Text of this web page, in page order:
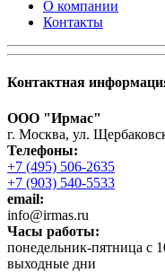
О компании
Контакты
Контактная
ООО "Ирмас"
г. Москва, ул.
Телефоны:
+7 (495) 506-2635
+7 (903) 540-5533
email:
infо@irmas.ru
Часы работы:
понедельник-пятница с
выходные дни